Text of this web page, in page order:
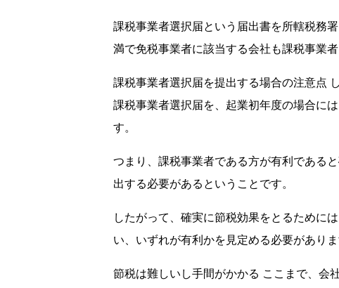
課税事業者選択届という届出書を所轄税務
満で免税事業者に該当する会社も課税事業
課税事業者選択届を提出する場合の注意点
課税事業者選択届を、起業初年度の場合に
す。
つまり、課税事業者である方が有利である
出する必要があるということです。
したがって、確実に節税効果をとるために
い、いずれが有利かを見定める必要がありま
節税は難しいし手間がかかる ここまで、会